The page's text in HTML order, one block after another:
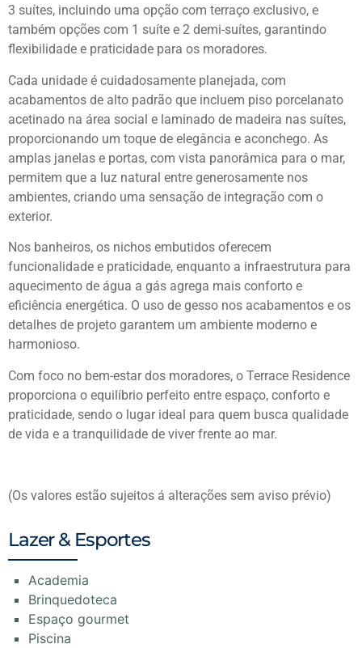
3 suítes, incluindo uma opção com terraço exclusivo, e
também opções com 1 suíte e 2 demi-suítes, garantindo
flexibilidade e praticidade para os moradores.
Cada unidade é cuidadosamente planejada, com
acabamentos de alto padrão que incluem piso porcelanato
acetinado na área social e laminado de madeira nas suítes,
proporcionando um toque de elegância e aconchego. As
amplas janelas e portas, com vista panorâmica para o mar,
permitem que a luz natural entre generosamente nos
ambientes, criando uma sensação de integração com o
exterior.
Nos banheiros, os nichos embutidos oferecem
funcionalidade e praticidade, enquanto a infraestrutura para
aquecimento de água a gás agrega mais conforto e
eficiência energética. O uso de gesso nos acabamentos e os
detalhes de projeto garantem um ambiente moderno e
harmonioso.
Com foco no bem-estar dos moradores, o Terrace Residence
proporciona o equilíbrio perfeito entre espaço, conforto e
praticidade, sendo o lugar ideal para quem busca qualidade
de vida e a tranquilidade de viver frente ao mar.
(Os valores estão sujeitos á alterações sem aviso prévio)
Lazer & Esportes
Academia
Brinquedoteca
Espaço gourmet
Piscina